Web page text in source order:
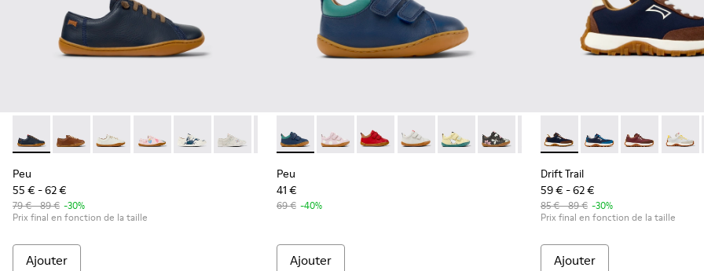
Peu - 80003-104 - Chaussures en cuir bleues pour enfants.
Peu - 80003-160
Peu - 80003-159
Peu - 80003-157
Peu - 80003-156
Peu - 80003-150
Peu - 80003-139
Peu - 80003-054
Peu
55 € - 62 €
79 € - 89 € -30%
Prix final en fonction de la taille
Ajouter
Peu - K800405-057 - Baskets en cuir bleues et vertes pour enfants.
Peu - K800405-064
Peu - K800405-063
Peu - K800405-060
Peu - K800405-059
Peu - K800405-056
Peu - K800405-054
Peu - K800405-051
Peu - K800405-
Peu - Peu
Peu
41 €
69 € -40%
Ajouter
Drift Trail - K800548-028 -
Drift Trail -Drift Trail -
Drift
Drift Trail
59 € - 62 €
85 € - 89 € -30%
Prix final en fonction de la taille
Ajouter